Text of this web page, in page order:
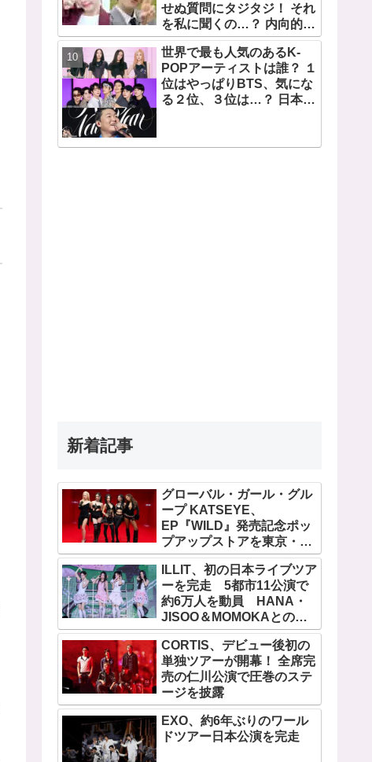
せぬ質問にタジタジ！ それ
を私に聞くの…？ 内向的で
あるからこそ答えに困る彼
女のリアクションがかわい
すぎる
世界で最も人気のあるK-
POPアーティストは誰？ １
位はやっぱりBTS、気にな
る２位、３位は…？ 日本の
の個性あふれるデータに注
新着記事
グローバル・ガール・グル
ープ KATSEYE、
EP『WILD』発売記念ポッ
プアップストアを東京・原
宿で開催 限定グッズも登
場ILLIT、初の日本ライブツア
ーを完走 5都市11公演で
約6万人を動員 HANA・
JISOO＆MOMOKAとのス
ペシャルコラボも実現
CORTIS、デビュー後初の
単独ツアーが開幕！ 全席完
売の仁川公演で圧巻のステ
ージを披露
EXO、約6年ぶりのワール
ドツアー日本公演を完走